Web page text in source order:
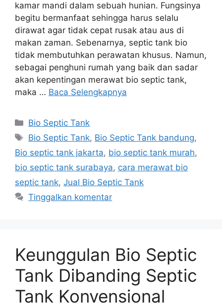
kamar mandi dalam sebuah hunian. Fungsinya
begitu bermanfaat sehingga harus selalu
dirawat agar tidak cepat rusak atau aus di
makan zaman. Sebenarnya, septic tank bio
tidak membutuhkan perawatan khusus. Namun,
sebagai penghuni rumah yang baik dan sadar
akan kepentingan merawat bio septic tank,
maka … Baca Selengkapnya
Kategori
Bio Septic Tank
Tag
Bio Septic Tank, Bio Septic Tank bandung,
Bio septic tank jakarta, bio septic tank murah,
bio septic tank surabaya, cara merawat bio
septic tank, Jual Bio Septic Tank
Tinggalkan komentar
Keunggulan Bio Septic
Tank Dibanding Septic
Tank Konvensional